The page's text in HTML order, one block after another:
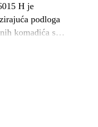
H je
podloga
komadića s